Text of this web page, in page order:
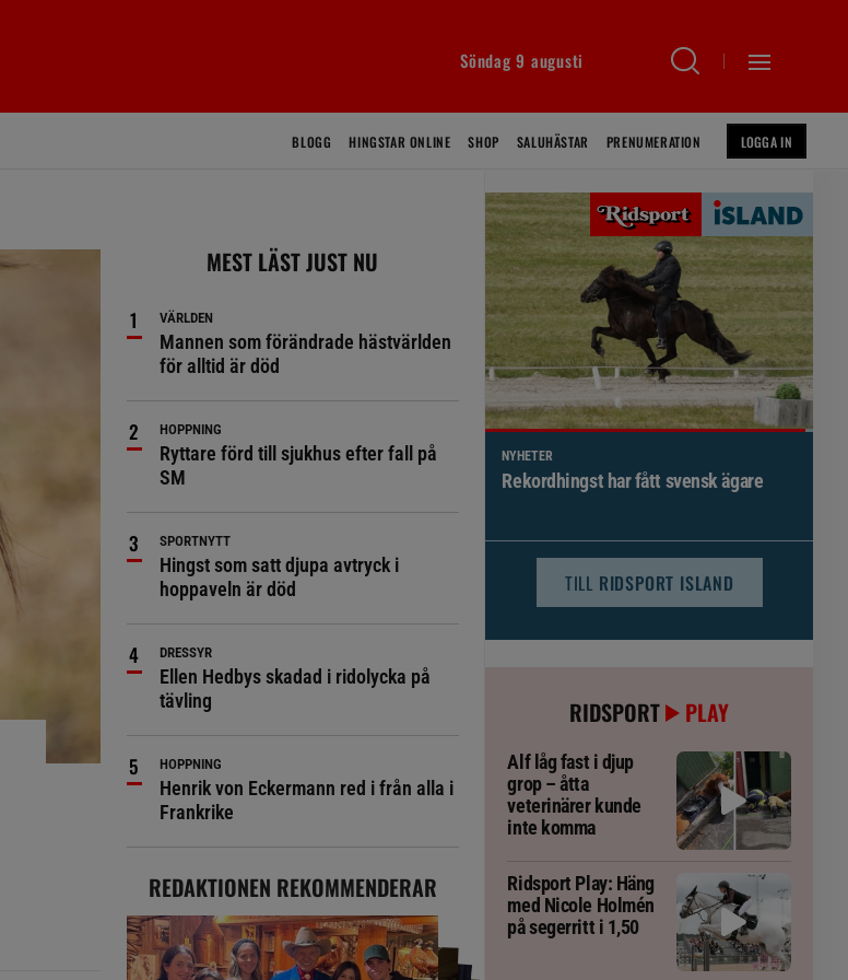
Söndag 9 augusti
BLOGG HINGSTAR ONLINE SHOP SALUHÄSTAR PRENUMERATION LOGGA IN
MEST LÄST JUST NU
VÄRLDEN
Mannen som förändrade hästvärlden
för alltid är död
HOPPNING
Ryttare förd till sjukhus efter fall på
SM
SPORTNYTT
Hingst som satt djupa avtryck i
hoppaveln är död
DRESSYR
Ellen Hedbys skadad i ridolycka på
tävling
HOPPNING
Henrik von Eckermann red i från alla i
Frankrike
REDAKTIONEN REKOMMENDERAR
NYHETER
Brett politiskt stöd för förändringar i
TILL RIDSPORT ISLAND
RIDSPORT PLAY
Alf låg fast i djup
grop – åtta
veterinärer kunde
inte komma
Ridsport Play: Häng
med Nicole Holmén
på segerritt i 1,50